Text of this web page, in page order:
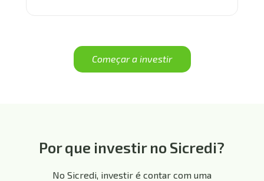
Começar a investir
Por que investir no Sicredi?
No Sicredi, investir é contar com uma